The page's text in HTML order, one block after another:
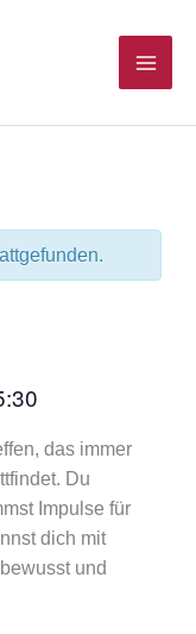
das immer
Du
Impulse für
dich mit
und